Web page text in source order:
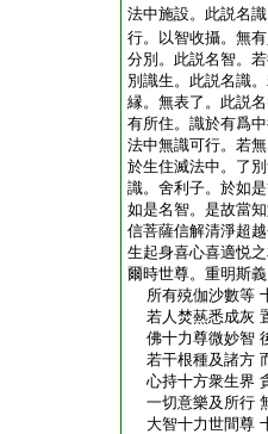
法中施設。此説名
行。以智收攝。無
分別。此説名智。
別識生。此説名識
縁。無表了。此説
有所住。識於有爲
法中無識可行。若
於生住滅法中。了
識。舍利子。於如
如是名智。是故當
信菩薩信解清淨超
生起身喜心喜適悦
爾時世尊。重明斯
所有殑伽沙數等
若人焚爇悉成灰
佛十力尊微妙智
若干根種及諸方
心持十方衆生界
一切意樂及所行
大智十力世間尊